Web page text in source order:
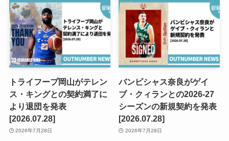
トライフープ岡山がテレン
ス・キングとの契約満了に
より退団を発表
[2026.07.28]
2026年7月28日
バンビシャス奈良がゲイ
ブ・クィランとの2026-27
シーズンの新規契約を発表
[2026.07.28]
2026年7月28日